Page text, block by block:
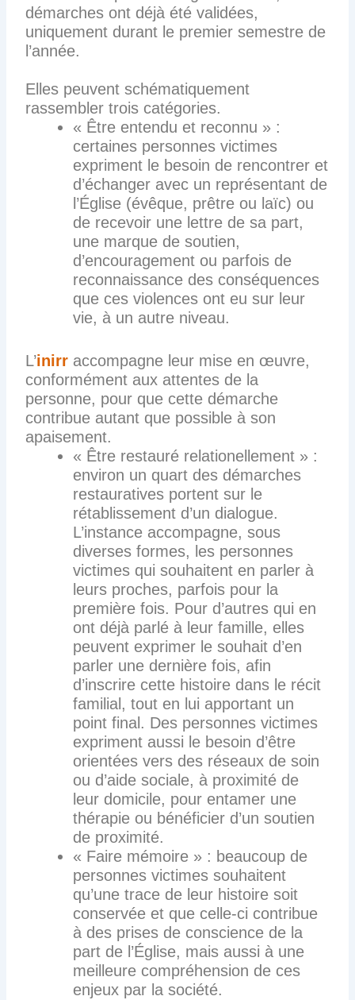
démarches ont déjà été validées,
uniquement durant le premier semestre de
l’année.
Elles peuvent schématiquement
rassembler trois catégories.
« Être entendu et reconnu » :
certaines personnes victimes
expriment le besoin de rencontrer et
d’échanger avec un représentant de
l’Église (évêque, prêtre ou laïc) ou
de recevoir une lettre de sa part,
une marque de soutien,
d’encouragement ou parfois de
reconnaissance des conséquences
que ces violences ont eu sur leur
vie, à un autre niveau.
L’inirr accompagne leur mise en œuvre,
conformément aux attentes de la
personne, pour que cette démarche
contribue autant que possible à son
apaisement.
« Être restauré relationellement » :
environ un quart des démarches
restauratives portent sur le
rétablissement d’un dialogue.
L’instance accompagne, sous
diverses formes, les personnes
victimes qui souhaitent en parler à
leurs proches, parfois pour la
première fois. Pour d’autres qui en
ont déjà parlé à leur famille, elles
peuvent exprimer le souhait d’en
parler une dernière fois, afin
d’inscrire cette histoire dans le récit
familial, tout en lui apportant un
point final. Des personnes victimes
expriment aussi le besoin d’être
orientées vers des réseaux de soin
ou d’aide sociale, à proximité de
leur domicile, pour entamer une
thérapie ou bénéficier d’un soutien
de proximité.
« Faire mémoire » : beaucoup de
personnes victimes souhaitent
qu’une trace de leur histoire soit
conservée et que celle-ci contribue
à des prises de conscience de la
part de l’Église, mais aussi à une
meilleure compréhension de ces
enjeux par la société.